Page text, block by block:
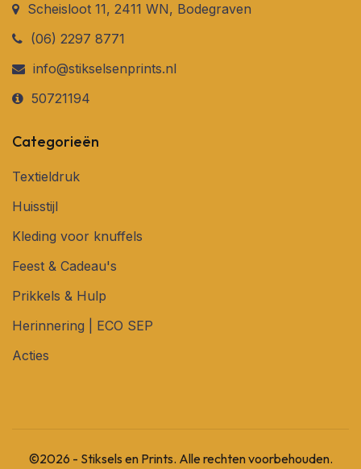
Scheisloot 11, 2411 WN, Bodegraven
(06) 2297 8771
info@stikselsenprints.nl
50721194
Categorieën
Textieldruk
Huisstijl
Kleding voor knuffels
Feest & Cadeau's
Prikkels & Hulp
Herinnering | ECO SEP
Acties
©2026 - Stiksels en Prints. Alle rechten voorbehouden.